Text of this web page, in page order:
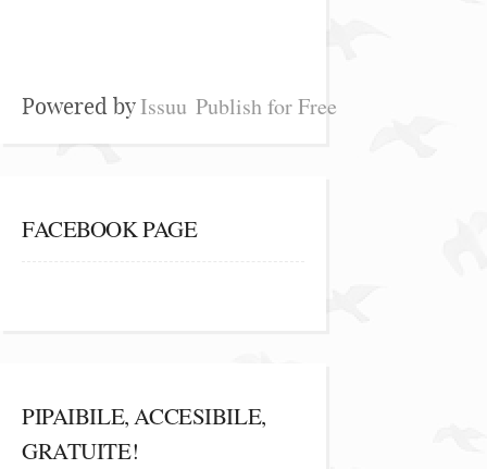
Powered byIssuu Publish for Free
FACEBOOK PAGE
PIPAIBILE, ACCESIBILE,
GRATUITE!